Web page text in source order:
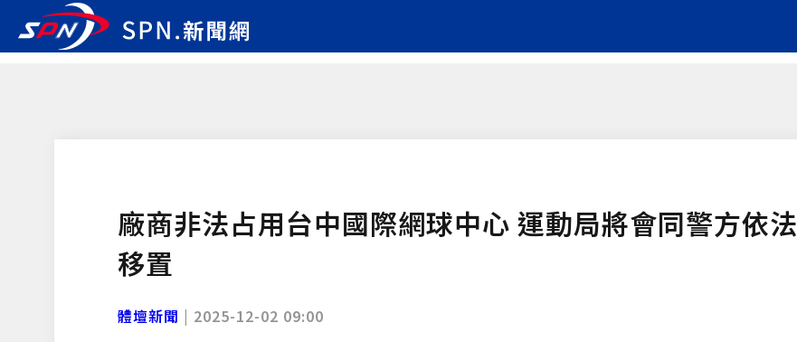
廠商非法占用台中國際網球中心 運動局將會同警方依法
移置
體壇新聞 | 2025-12-02 09:00